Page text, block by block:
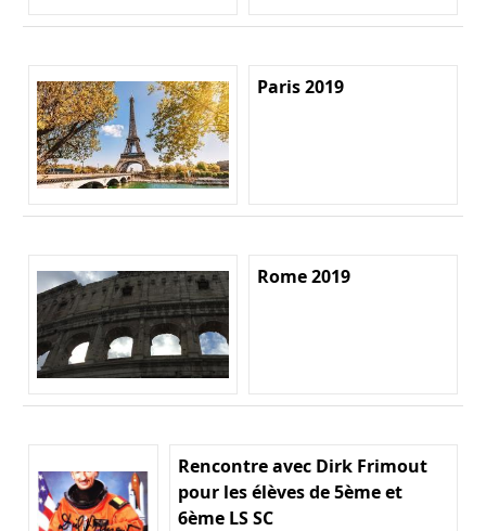
Paris 2019
Rome 2019
Rencontre avec Dirk Frimout
pour les élèves de 5ème et
6ème LS SC